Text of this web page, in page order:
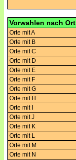
Vorwahlen nach Ort
Orte mit A
Orte mit B
Orte mit C
Orte mit D
Orte mit E
Orte mit F
Orte mit G
Orte mit H
Orte mit I
Orte mit J
Orte mit K
Orte mit L
Orte mit M
Orte mit N